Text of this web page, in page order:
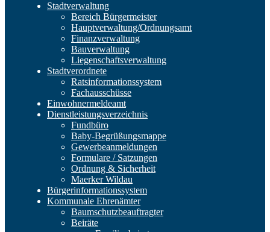
Stadtverwaltung
Bereich Bürgermeister
Hauptverwaltung/Ordnungsamt
Finanzverwaltung
Bauverwaltung
Liegenschaftsverwaltung
Stadtverordnete
Ratsinformationssystem
Fachausschüsse
Einwohnermeldeamt
Dienstleistungsverzeichnis
Fundbüro
Baby-Begrüßungsmappe
Gewerbeanmeldungen
Formulare / Satzungen
Ordnung & Sicherheit
Maerker Wildau
Bürgerinformationssystem
Kommunale Ehrenämter
Baumschutzbeauftragter
Beiräte